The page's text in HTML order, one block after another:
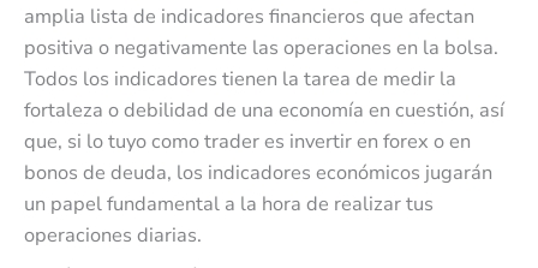
amplia lista de indicadores financieros que afectan
positiva o negativamente las operaciones en la bolsa.
Todos los indicadores tienen la tarea de medir la
fortaleza o debilidad de una economía en cuestión, así
que, si lo tuyo como trader es invertir en forex o en
bonos de deuda, los indicadores económicos jugarán
un papel fundamental a la hora de realizar tus
operaciones diarias.